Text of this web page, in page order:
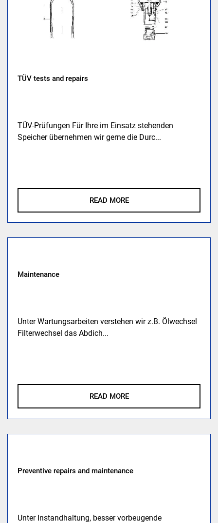
TÜV tests and repairs
TÜV-Prüfungen Für Ihre im Einsatz stehenden
Speicher übernehmen wir gerne die Durc...
READ MORE
Maintenance
Unter Wartungsarbeiten verstehen wir z.B. Ölwechsel
Filterwechsel das Abdich...
READ MORE
Preventive repairs and maintenance
Unter Instandhaltung, besser vorbeugende